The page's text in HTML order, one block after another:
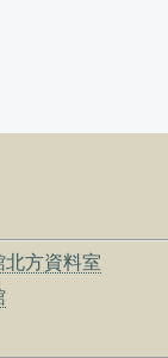
北方資料室